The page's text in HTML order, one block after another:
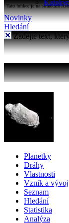
Tato funkce je na stránkách
Novinky
Hledání
Zadejte text,
Planetky
Dráhy
Vlastnosti
Vznik a vývoj
Seznam
Hledání
Statistika
Analýza